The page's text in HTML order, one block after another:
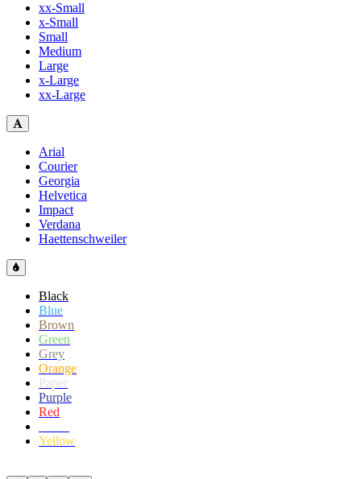
xx-Small
x-Small
Small
Medium
Large
x-Large
xx-Large
Arial
Courier
Georgia
Helvetica
Impact
Verdana
Haettenschweiler
Black
Blue
Brown
Green
Grey
Orange
Paper
Purple
Red
Yellow